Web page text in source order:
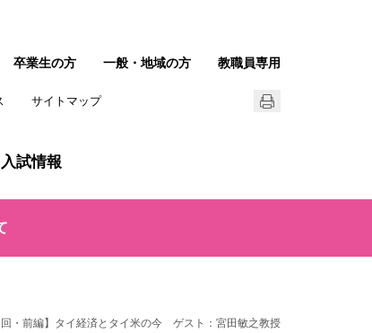
入試情報
サイトマップ
卒業生の方 一般・地域の方 教職員専用
・前編】タイ経済とタイ米の今 ゲスト：宮田敏之教授